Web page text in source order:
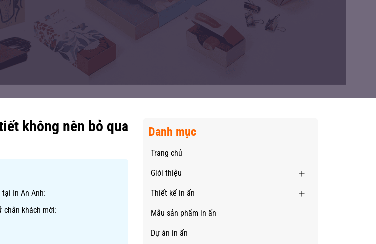
không nên bỏ qua
In An Anh:
chân khách mời:
Danh mục
Trang chủ
Giới thiệu
Thiết kế in ấn
Mẫu sản phẩm in ấn
Dự án in ấn